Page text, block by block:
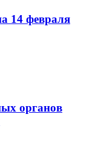
14 февраля
органов